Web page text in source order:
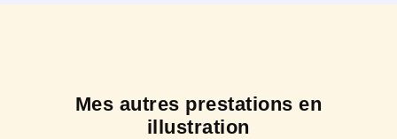
Mes autres prestations en
illustration